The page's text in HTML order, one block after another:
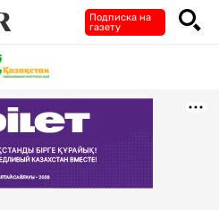
Подписка на
газету